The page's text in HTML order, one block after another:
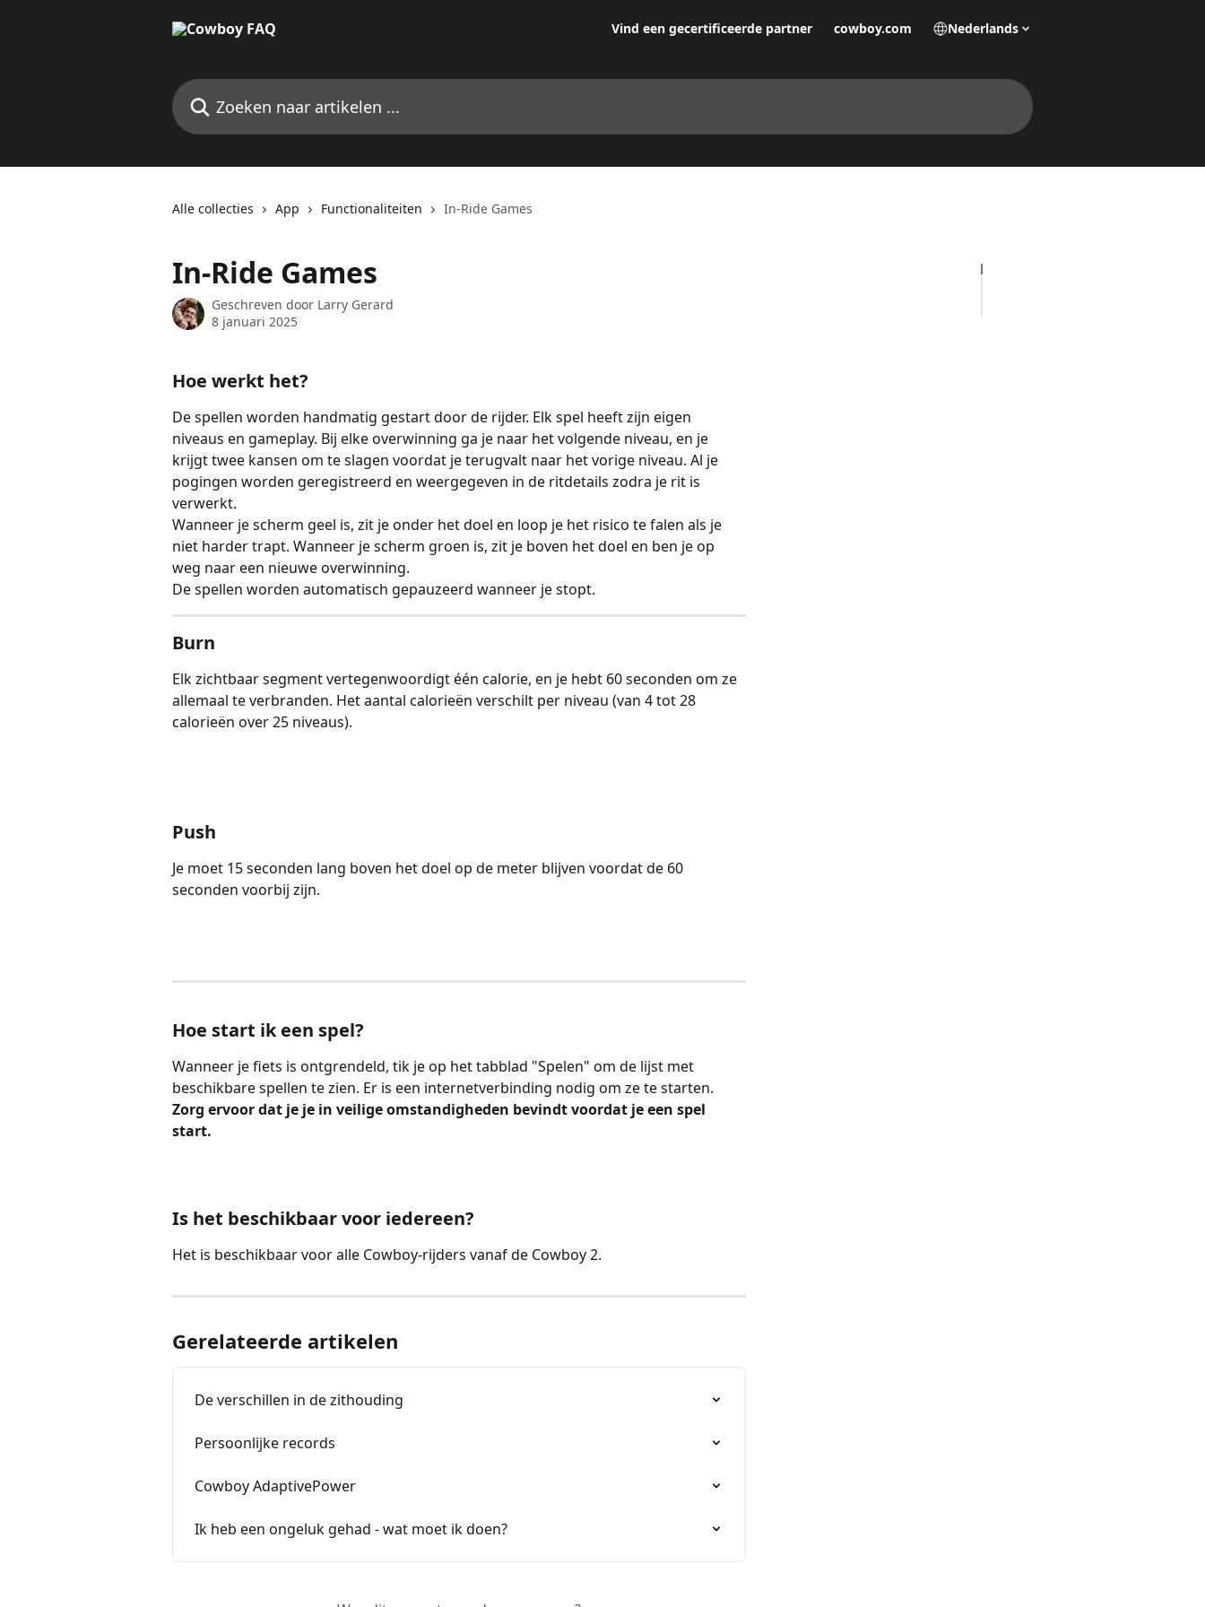
Vind een gecertificeerde partner cowboy.com Nederlands
Zoeken naar artikelen ...
Alle collecties App Functionaliteiten In-Ride Games
In-Ride Games
Geschreven door Larry Gerard
8 januari 2025
Hoe werkt het?
De spellen worden handmatig gestart door de rijder. Elk spel heeft zijn eigen
niveaus en gameplay. Bij elke overwinning ga je naar het volgende niveau, en je
krijgt twee kansen om te slagen voordat je terugvalt naar het vorige niveau. Al je
pogingen worden geregistreerd en weergegeven in de ritdetails zodra je rit is
verwerkt.
Wanneer je scherm geel is, zit je onder het doel en loop je het risico te falen als je
niet harder trapt. Wanneer je scherm groen is, zit je boven het doel en ben je op
weg naar een nieuwe overwinning.
De spellen worden automatisch gepauzeerd wanneer je stopt.
Burn
Elk zichtbaar segment vertegenwoordigt één calorie, en je hebt 60 seconden om ze
allemaal te verbranden. Het aantal calorieën verschilt per niveau (van 4 tot 28
calorieën over 25 niveaus).
Push
Je moet 15 seconden lang boven het doel op de meter blijven voordat de 60
seconden voorbij zijn.
Hoe start ik een spel?
Wanneer je fiets is ontgrendeld, tik je op het tabblad "Spelen" om de lijst met
beschikbare spellen te zien. Er is een internetverbinding nodig om ze te starten.
Zorg ervoor dat je je in veilige omstandigheden bevindt voordat je een spel
start.
Is het beschikbaar voor iedereen?
Het is beschikbaar voor alle Cowboy-rijders vanaf de Cowboy 2.
Gerelateerde artikelen
De verschillen in de zithouding
Persoonlijke records
Cowboy AdaptivePower
Ik heb een ongeluk gehad - wat moet ik doen?